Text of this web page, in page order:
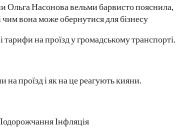
Ольга Насонова вельми барвисто пояснила,
вона може обернутися для бізнесу
на проїзд у громадському транспорті.
на проїзд і як на це реагують кияни.
Інфляція